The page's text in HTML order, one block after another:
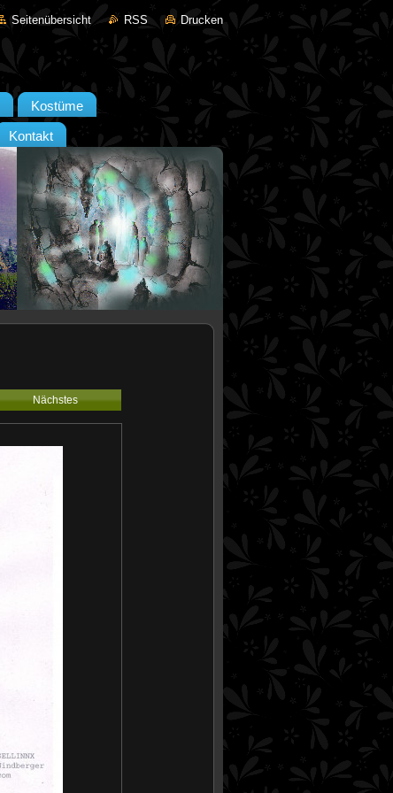
Seitenübersicht RSS Drucken
Kostüme
Kontakt
Nächstes